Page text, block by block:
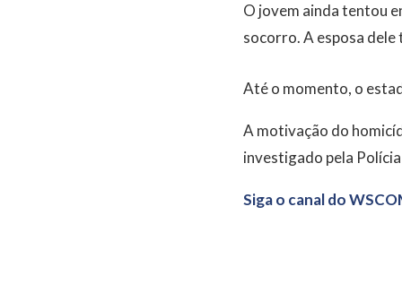
O jovem ainda tentou
socorro. A esposa
Até o momento, o
A motivação do
investigado pela
Siga o canal do